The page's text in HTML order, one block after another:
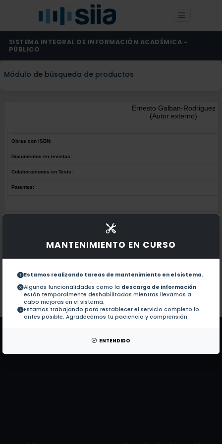
MANTENIMIENTO EN CURSO
Estamos realizando tareas de mantenimiento en el sistema.
Algunas funcionalidades como la descarga de información
están temporalmente deshabilitadas mientras llevamos a
cabo mejoras en el sistema.
Estamos trabajando para restablecer el servicio completo lo
antes posible. Agradecemos tu paciencia y comprensión.
ENTENDIDO
SISTEMA INTEGRAL DE INFORMACIÓN ACADÉMICA -
PÚBLICO
Módulo de búsqueda de productos
Ernesto Galban-Rodriguez
(Autor externo)
Obras con ISBN:
Documentos en revistas:
Colaboraciones en Tesis:
Patentes:
Colaboraciones en Tesis: No hay tesis de este autor.
Patentes: No hay patentes de este autor.